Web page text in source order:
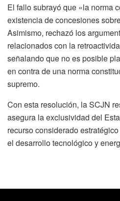
El fallo subrayó que «la norma
existencia de concesiones
Asimismo, rechazó los
relacionados con la
señalando que no es posible
en contra de una norma
supremo.
Con esta resolución, la SCJN
asegura la exclusividad del
recurso considerado
el desarrollo tecnológico y